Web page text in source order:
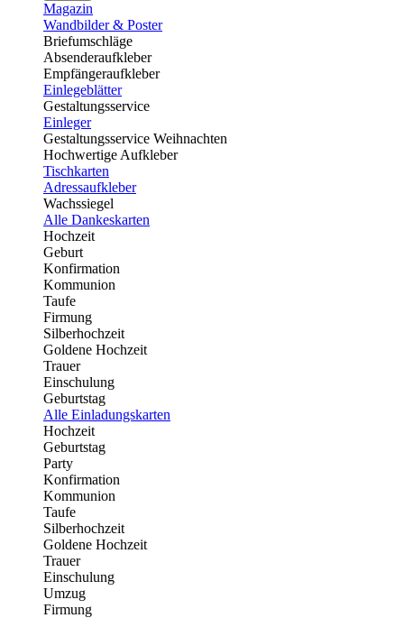
Magazin
Wandbilder & Poster
Briefumschläge
Absenderaufkleber
Empfängeraufkleber
Einlegeblätter
Gestaltungsservice
Einleger
Gestaltungsservice Weihnachten
Hochwertige Aufkleber
Tischkarten
Adressaufkleber
Wachssiegel
Alle Dankeskarten
Hochzeit
Geburt
Konfirmation
Kommunion
Taufe
Firmung
Silberhochzeit
Goldene Hochzeit
Trauer
Einschulung
Geburtstag
Alle Einladungskarten
Hochzeit
Geburtstag
Party
Konfirmation
Kommunion
Taufe
Silberhochzeit
Goldene Hochzeit
Trauer
Einschulung
Umzug
Firmung